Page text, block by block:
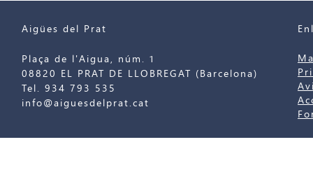
Aigües del Prat
Plaça de l'Aigua, núm. 1
08820 EL PRAT DE LLOBREGAT (Barcelona)
Tel. 934 793 535
info@aiguesdelprat.cat